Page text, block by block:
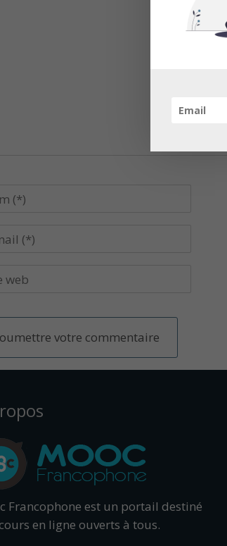
Francophone est un portail destiné
en ligne ouverts à tous.